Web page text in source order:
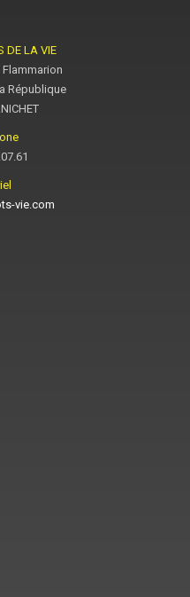
DE LA VIE
République
vie.com